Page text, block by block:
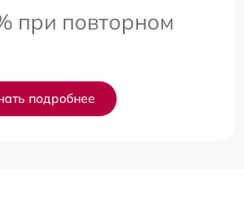
при повторном
подробнее